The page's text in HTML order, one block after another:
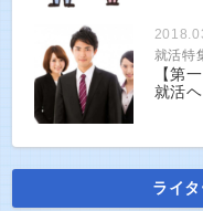
就活特
【第
就活
ライ